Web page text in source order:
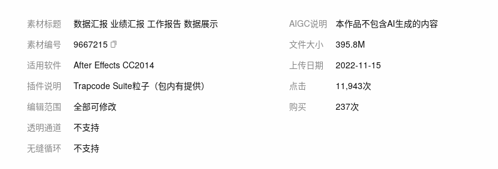
素材标题
数据汇报 业绩汇报 工作报告 数据展示
素材编号
9667215
适用软件
After Effects CC2014
插件说明
Trapcode Suite粒子（包内有提供）
编辑范围
全部可修改
透明通道
不支持
无缝循环
不支持
AIGC说明
本作品不包含AI生成的内容
文件大小
395.8M
上传日期
2022-11-15
点击
11,943次
购买
237次